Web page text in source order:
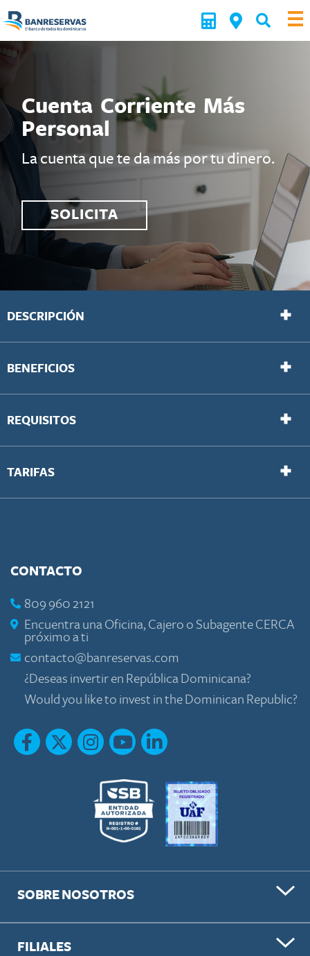
Cuenta Corriente Más
Personal
La cuenta que te da más por tu dinero.
SOLICITA
DESCRIPCIÓN
BENEFICIOS
REQUISITOS
TARIFAS
CONTACTO
809 960 2121
Encuentra una Oficina, Cajero o Subagente CERCA
próximo a ti
contacto@banreservas.com
¿Deseas invertir en República Dominicana?
Would you like to invest in the Dominican Republic?
SOBRE NOSOTROS
FILIALES